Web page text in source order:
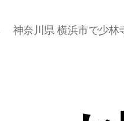
神奈川県 横浜市で少林